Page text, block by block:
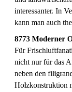
interessanter. In
kann man auch
8773 Moderner
Für
nicht nur für das
neben den
Holzkonstruktion